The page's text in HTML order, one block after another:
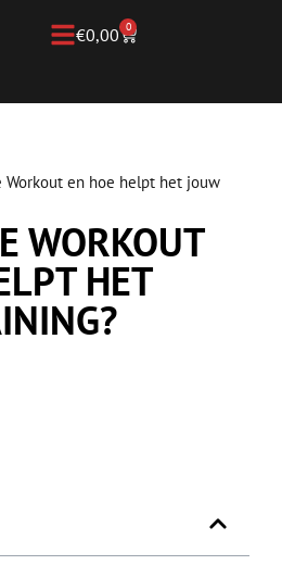
€0,00 0
Workout en hoe helpt het jouw
WORKOUT
HET